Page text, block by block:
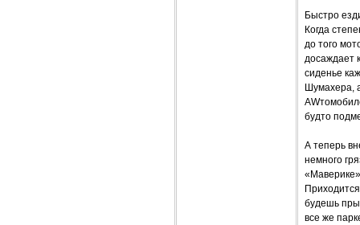
Быстро
Когда
до того
досаждает
сиденье
Шумахера,
будто
А теперь
немного
будешь
все же